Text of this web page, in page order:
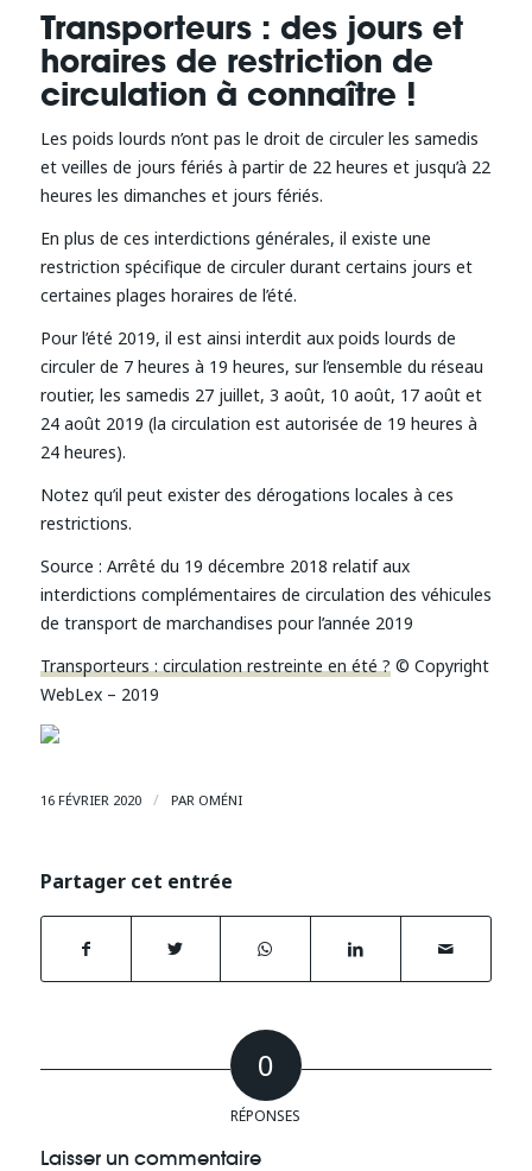
Transporteurs : des jours et
horaires de restriction de
circulation à connaître !
Les poids lourds n’ont pas le droit de circuler les samedis
et veilles de jours fériés à partir de 22 heures et jusqu’à 22
heures les dimanches et jours fériés.
En plus de ces interdictions générales, il existe une
restriction spécifique de circuler durant certains jours et
certaines plages horaires de l’été.
Pour l’été 2019, il est ainsi interdit aux poids lourds de
circuler de 7 heures à 19 heures, sur l’ensemble du réseau
routier, les samedis 27 juillet, 3 août, 10 août, 17 août et
24 août 2019 (la circulation est autorisée de 19 heures à
24 heures).
Notez qu’il peut exister des dérogations locales à ces
restrictions.
Source : Arrêté du 19 décembre 2018 relatif aux
interdictions complémentaires de circulation des véhicules
de transport de marchandises pour l’année 2019
Transporteurs : circulation restreinte en été ?© Copyright
WebLex – 2019
16 FÉVRIER 2020 / PAR OMÉNI
Partager cet entrée
0
RÉPONSES
Laisser un commentaire